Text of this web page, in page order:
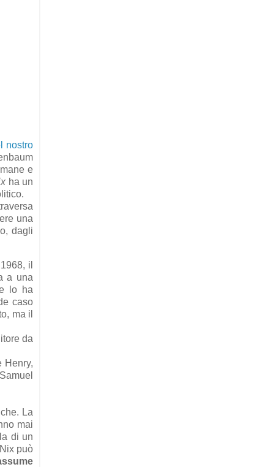
nostro
e
ha un
una
dagli
il
a una
lo ha
caso
ma il
da
Henry,
La
mai
di un
può